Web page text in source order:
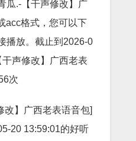
瓜.-【干声修改】广
acc格式，您可以下
播放。截止到2026-0
声修改】广西老表
次
改】广西老表语音包]
20 13:59:01的好听